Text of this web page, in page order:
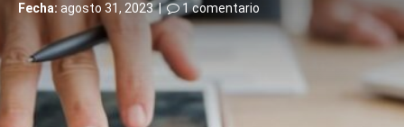
Fecha: agosto 31, 2023 | 1 comentario